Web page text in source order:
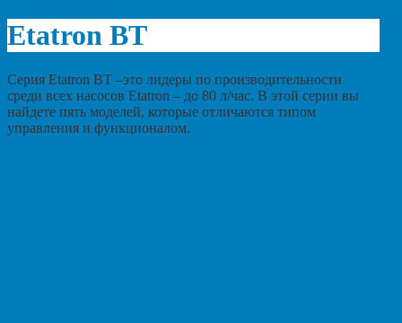
Etatron BT
Серия Etatron BT –это лидеры по производительности
среди всех насосов Etatron – до 80 л/час. В этой серии вы
найдете пять моделей, которые отличаются типом
управления и функционалом.